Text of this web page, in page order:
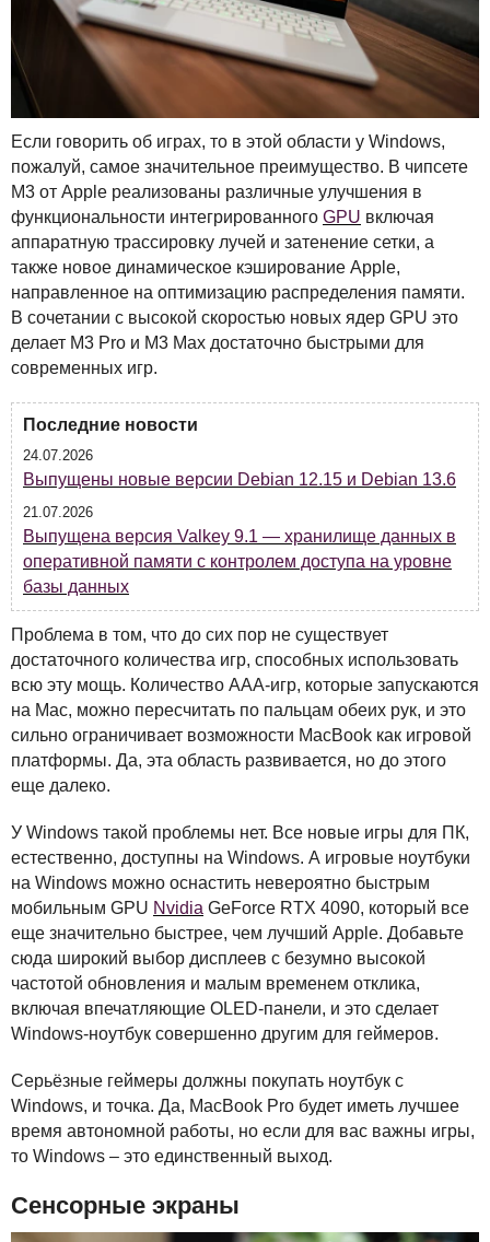
Если говорить об играх, то в этой области у Windows,
пожалуй, самое значительное преимущество. В чипсете
M3 от Apple реализованы различные улучшения в
функциональности интегрированного GPU включая
аппаратную трассировку лучей и затенение сетки, а
также новое динамическое кэширование Apple,
направленное на оптимизацию распределения памяти.
В сочетании с высокой скоростью новых ядер GPU это
делает M3 Pro и M3 Max достаточно быстрыми для
современных игр.
Последние новости
24.07.2026
Выпущены новые версии Debian 12.15 и Debian 13.6
21.07.2026
Выпущена версия Valkey 9.1 — хранилище данных в
оперативной памяти с контролем доступа на уровне
базы данных
Проблема в том, что до сих пор не существует
достаточного количества игр, способных использовать
всю эту мощь. Количество AAA-игр, которые запускаются
на Mac, можно пересчитать по пальцам обеих рук, и это
сильно ограничивает возможности MacBook как игровой
платформы. Да, эта область развивается, но до этого
еще далеко.
У Windows такой проблемы нет. Все новые игры для ПК,
естественно, доступны на Windows. А игровые ноутбуки
на Windows можно оснастить невероятно быстрым
мобильным GPU Nvidia GeForce RTX 4090, который все
еще значительно быстрее, чем лучший Apple. Добавьте
сюда широкий выбор дисплеев с безумно высокой
частотой обновления и малым временем отклика,
включая впечатляющие OLED-панели, и это сделает
Windows-ноутбук совершенно другим для геймеров.
Серьёзные геймеры должны покупать ноутбук с
Windows, и точка. Да, MacBook Pro будет иметь лучшее
время автономной работы, но если для вас важны игры,
то Windows – это единственный выход.
Сенсорные экраны